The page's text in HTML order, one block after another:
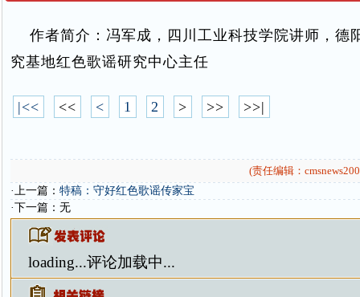
作者简介：冯军成，四川工业科技学院讲师，德
究基地红色歌谣研究中心主任
|<< << < 1 2 > >> >>|
(责任编辑：
·上一篇： 特稿：守好红色歌谣传家宝
·下一篇：无
loading...评论加载中...